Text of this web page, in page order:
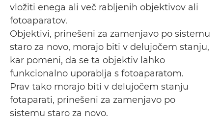
vložiti enega ali več rabljenih objektivov ali
fotoaparatov.
Objektivi, prinešeni za zamenjavo po sistemu
staro za novo, morajo biti v delujočem stanju,
kar pomeni, da se ta objektiv lahko
funkcionalno uporablja s fotoaparatom.
Prav tako morajo biti v delujočem stanju
fotaparati, prinešeni za zamenjavo po
sistemu staro za novo.